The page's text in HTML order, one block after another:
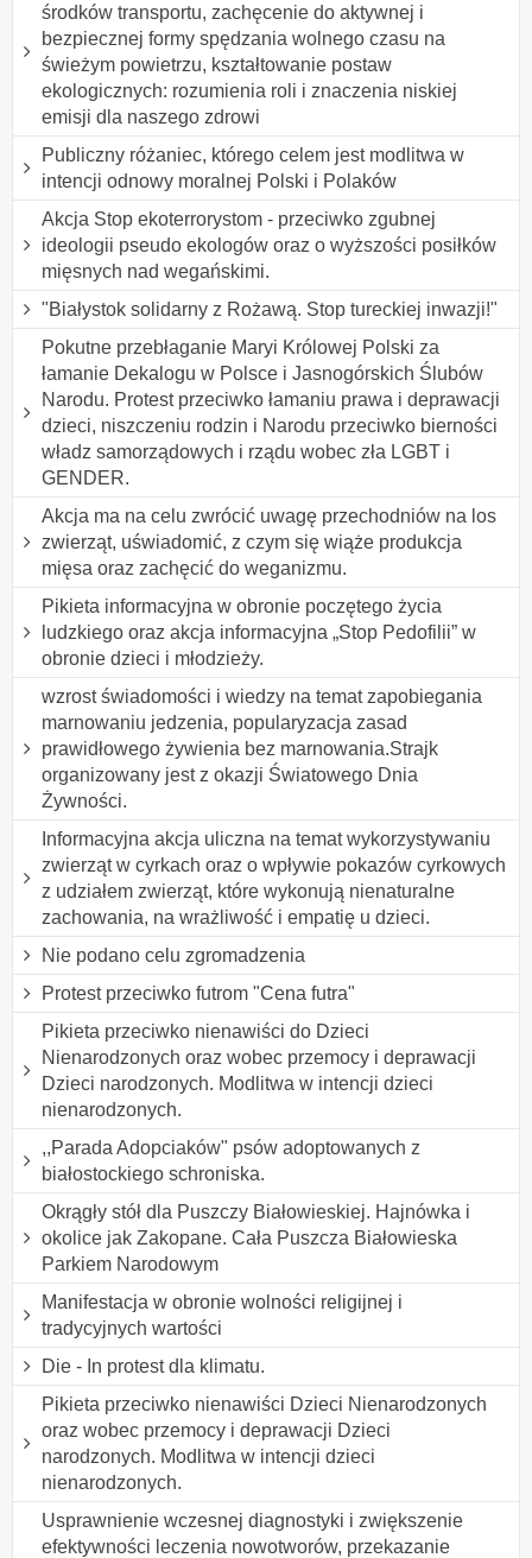
środków transportu, zachęcenie do aktywnej i
bezpiecznej formy spędzania wolnego czasu na
świeżym powietrzu, kształtowanie postaw
ekologicznych: rozumienia roli i znaczenia niskiej
emisji dla naszego zdrowi
Publiczny różaniec, którego celem jest modlitwa w
intencji odnowy moralnej Polski i Polaków
Akcja Stop ekoterrorystom - przeciwko zgubnej
ideologii pseudo ekologów oraz o wyższości posiłków
mięsnych nad wegańskimi.
"Białystok solidarny z Rożawą. Stop tureckiej inwazji!"
Pokutne przebłaganie Maryi Królowej Polski za
łamanie Dekalogu w Polsce i Jasnogórskich Ślubów
Narodu. Protest przeciwko łamaniu prawa i deprawacji
dzieci, niszczeniu rodzin i Narodu przeciwko bierności
władz samorządowych i rządu wobec zła LGBT i
GENDER.
Akcja ma na celu zwrócić uwagę przechodniów na los
zwierząt, uświadomić, z czym się wiąże produkcja
mięsa oraz zachęcić do weganizmu.
Pikieta informacyjna w obronie poczętego życia
ludzkiego oraz akcja informacyjna „Stop Pedofilii” w
obronie dzieci i młodzieży.
wzrost świadomości i wiedzy na temat zapobiegania
marnowaniu jedzenia, popularyzacja zasad
prawidłowego żywienia bez marnowania.Strajk
organizowany jest z okazji Światowego Dnia
Żywności.
Informacyjna akcja uliczna na temat wykorzystywaniu
zwierząt w cyrkach oraz o wpływie pokazów cyrkowych
z udziałem zwierząt, które wykonują nienaturalne
zachowania, na wrażliwość i empatię u dzieci.
Nie podano celu zgromadzenia
Protest przeciwko futrom "Cena futra"
Pikieta przeciwko nienawiści do Dzieci
Nienarodzonych oraz wobec przemocy i deprawacji
Dzieci narodzonych. Modlitwa w intencji dzieci
nienarodzonych.
,,Parada Adopciaków" psów adoptowanych z
białostockiego schroniska.
Okrągły stół dla Puszczy Białowieskiej. Hajnówka i
okolice jak Zakopane. Cała Puszcza Białowieska
Parkiem Narodowym
Manifestacja w obronie wolności religijnej i
tradycyjnych wartości
Die - In protest dla klimatu.
Pikieta przeciwko nienawiści Dzieci Nienarodzonych
oraz wobec przemocy i deprawacji Dzieci
narodzonych. Modlitwa w intencji dzieci
nienarodzonych.
Usprawnienie wczesnej diagnostyki i zwiększenie
efektywności leczenia nowotworów, przekazanie